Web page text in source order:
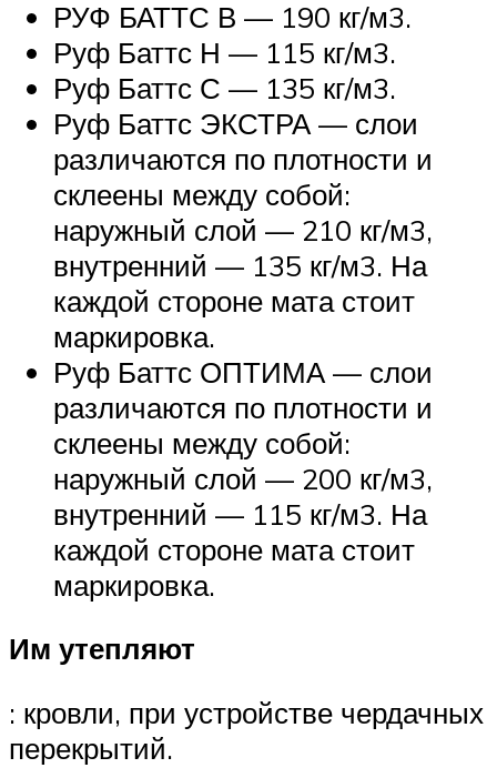
РУФ БАТТС В — 190 кг/м3.
Руф Баттс Н — 115 кг/м3.
Руф Баттс С — 135 кг/м3.
Руф Баттс ЭКСТРА — слои
различаются по плотности и
склеены между собой:
наружный слой — 210 кг/м3,
внутренний — 135 кг/м3. На
каждой стороне мата стоит
маркировка.
Руф Баттс ОПТИМА — слои
различаются по плотности и
склеены между собой:
наружный слой — 200 кг/м3,
внутренний — 115 кг/м3. На
каждой стороне мата стоит
маркировка.
Им утепляют
: кровли, при устройстве чердачных
перекрытий.